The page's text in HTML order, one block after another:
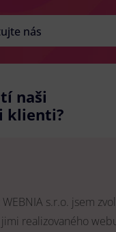
nás
naši
klienti?
s.r.o. jsem
realizovaného